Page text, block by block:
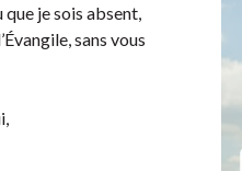
je sois absent,
sans vous